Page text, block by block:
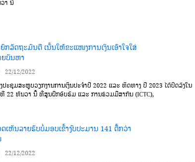
າ ນີ້
ກລັດຖະມົນຕີ ເນັ້ນໃຫ້ຂະແໜງການເງິນເອົາໃຈໃສ່
ຍບັນຫາ
22/12/2022
ປະຊຸມສະຫຼຸບວຽກງານການເງິນປະຈໍາປີ 2022 ແລະ ທິດທາງ ປີ 2023 ໄດ້ປິດລົງໃນ
22 ທັນວາ ນີ້ ທີ່ສູນຝຶກອົບຮົມ ແລະ ການຮ່ວມມືສາກົນ (ICTC),
ເຫັນລາຍຮັບບໍ່ມອບເຂົ້າງົບປະມານ 141 ຕື້ກວ່າ
22/12/2022